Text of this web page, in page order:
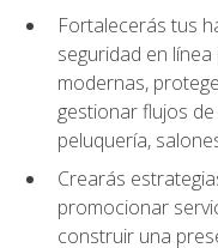
Fortalecerás tus
seguridad en
modernas,
gestionar flujos
peluquería,
Crearás
promocionar
construir una